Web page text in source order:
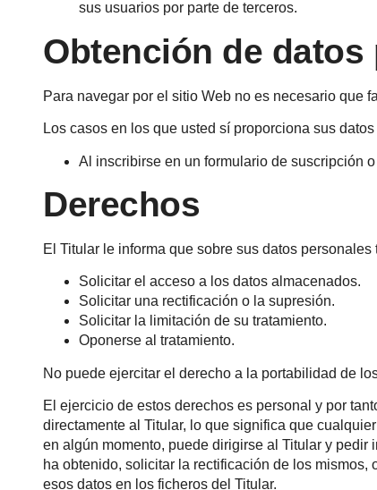
sus usuarios por parte de terceros.
Obtención de datos
Para navegar por el sitio Web no es necesario que
Los casos en los que usted sí proporciona sus
Al inscribirse en un formulario de suscripción
Derechos
El Titular le informa que sobre sus datos personales
Solicitar el acceso a los datos almacenados.
Solicitar una rectificación o la supresión.
Solicitar la limitación de su tratamiento.
Oponerse al tratamiento.
No puede ejercitar el derecho a la portabilidad de
El ejercicio de estos derechos es personal y por
directamente al Titular, lo que significa que
en algún momento, puede dirigirse al Titular y
ha obtenido, solicitar la rectificación de los
esos datos en los ficheros del Titular.